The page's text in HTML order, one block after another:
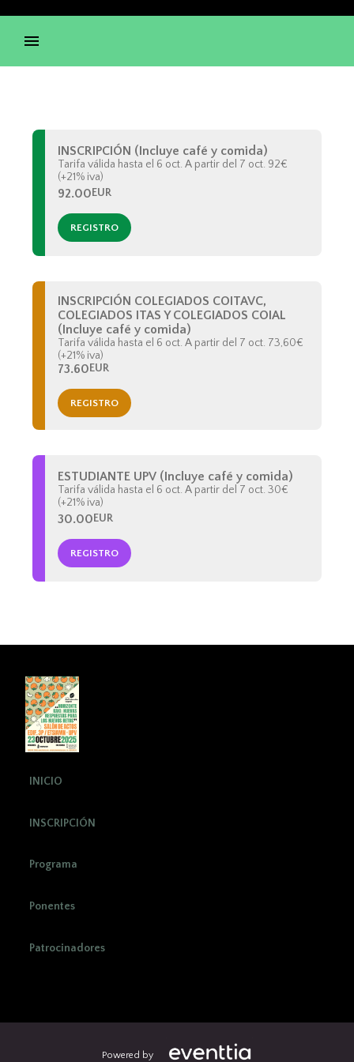
92.00EUR
REGISTRO
INSCRIPCIÓN (Incluye café y comida)
Tarifa válida hasta el 6 oct. A partir del 7 oct. 92€
(+21% iva)
73.60EUR
REGISTRO
INSCRIPCIÓN COLEGIADOS COITAVC,
COLEGIADOS ITAS Y COLEGIADOS COIAL
(Incluye café y comida)
Tarifa válida hasta el 6 oct. A partir del 7 oct. 73,60€
(+21% iva)
30.00EUR
REGISTRO
ESTUDIANTE UPV (Incluye café y comida)
Tarifa válida hasta el 6 oct. A partir del 7 oct. 30€
(+21% iva)
INICIO
INSCRIPCIÓN
Programa
Ponentes
Patrocinadores
Powered by